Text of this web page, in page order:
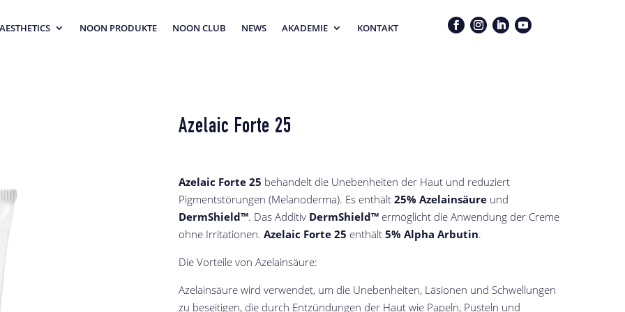
NOON PRODUKTE NOON CLUB NEWS AKADEMIE KONTAKT
Azelaic Forte 25
Azelaic Forte 25 behandelt die Unebenheiten der Haut und reduziert
Pigmentstörungen (Melanoderma). Es enthält 25% Azelainsäureund
DermShield™. Das Additiv DermShield™ermöglicht die Anwendung der Creme
ohne Irritationen. Azelaic Forte 25 enthält 5% Alpha Arbutin.
Die Vorteile von Azelainsäure:
Azelainsäure wird verwendet, um die Unebenheiten, Läsionen und Schwellungen
zu beseitigen, die durch Entzündungen der Haut wie Papeln, Pusteln und